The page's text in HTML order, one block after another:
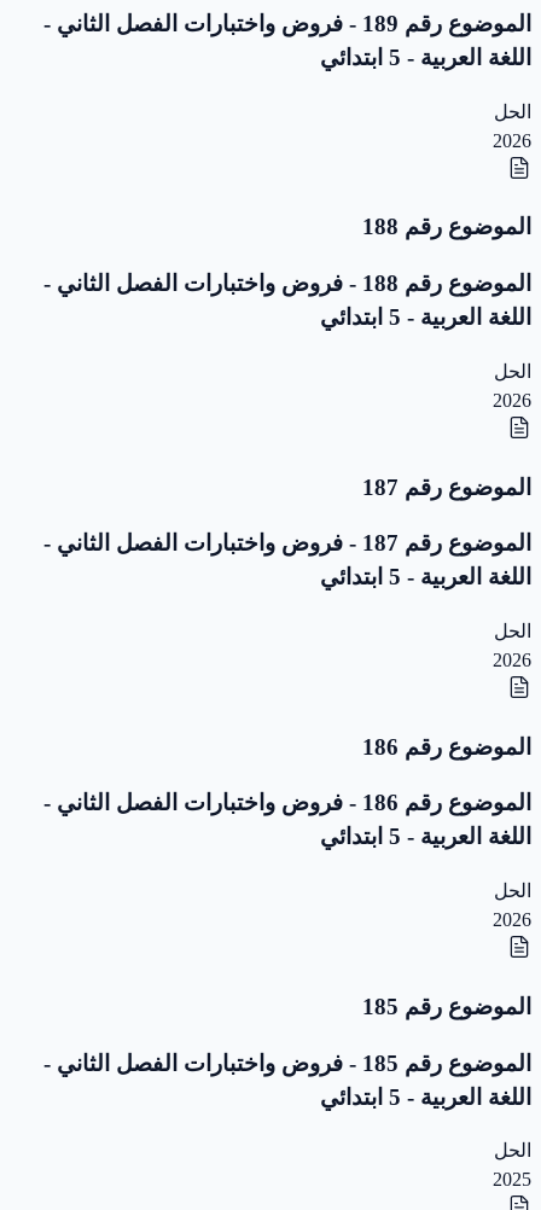
الموضوع رقم 189 - فروض واختبارات الفصل الثاني -
اللغة العربية - 5 ابتدائي
الحل
2026
الموضوع رقم 188
الموضوع رقم 188 - فروض واختبارات الفصل الثاني -
اللغة العربية - 5 ابتدائي
الحل
2026
الموضوع رقم 187
الموضوع رقم 187 - فروض واختبارات الفصل الثاني -
اللغة العربية - 5 ابتدائي
الحل
2026
الموضوع رقم 186
الموضوع رقم 186 - فروض واختبارات الفصل الثاني -
اللغة العربية - 5 ابتدائي
الحل
2026
الموضوع رقم 185
الموضوع رقم 185 - فروض واختبارات الفصل الثاني -
اللغة العربية - 5 ابتدائي
الحل
2025